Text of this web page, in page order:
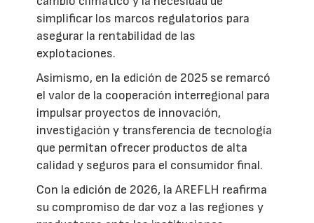
simplificar los marcos regulatorios para
asegurar la rentabilidad de las
explotaciones.
Asimismo, en la edición de 2025 se remarcó
el valor de la cooperación interregional para
impulsar proyectos de innovación,
investigación y transferencia de tecnología
que permitan ofrecer productos de alta
calidad y seguros para el consumidor final.
Con la edición de 2026, la AREFLH reafirma
su compromiso de dar voz a las regiones y